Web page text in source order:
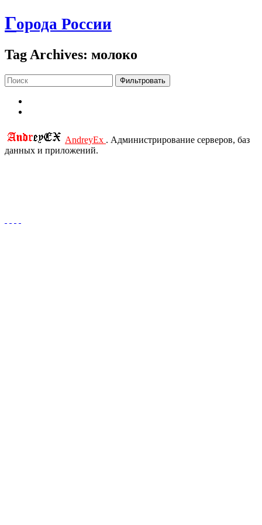
Города России
Tag Archives: молоко
Фильтровать
AndreyEx . Администрирование серверов, баз
данных и приложений.